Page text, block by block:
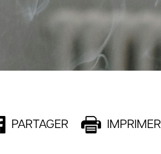
PARTAGER IMPRIMER